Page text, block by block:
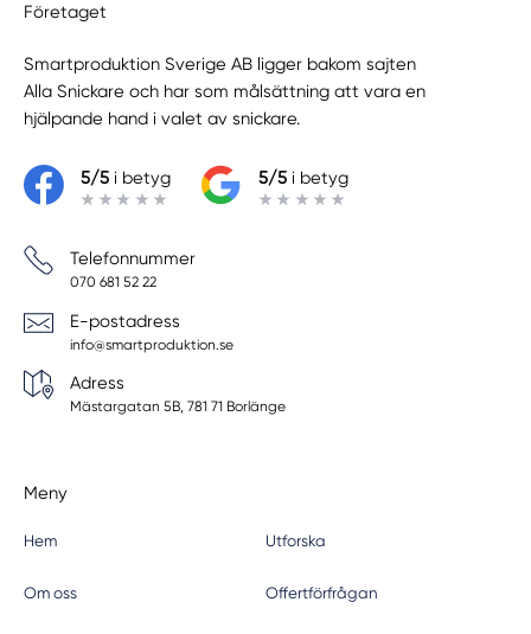
Företaget
Smartproduktion Sverige AB ligger bakom sajten
Alla Snickare och har som målsättning att vara en
hjälpande hand i valet av snickare.
5/5i betyg 5/5i betyg
Telefonnummer
070 681 52 22
E-postadress
info@smartproduktion.se
Adress
Mästargatan 5B, 781 71 Borlänge
Meny
Hem Utforska
Om oss Offertförfrågan